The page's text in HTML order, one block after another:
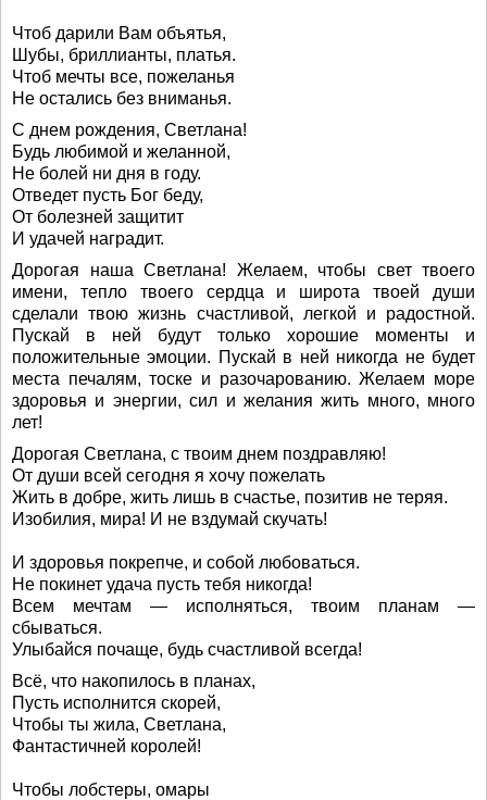
Чтоб дарили Вам объятья,
Шубы, бриллианты, платья.
Чтоб мечты все, пожеланья
Не остались без вниманья.
С днем рождения, Светлана!
Будь любимой и желанной,
Не болей ни дня в году.
Отведет пусть Бог беду,
От болезней защитит
И удачей наградит.
Дорогая наша Светлана! Желаем, чтобы свет твоего
имени, тепло твоего сердца и широта твоей души
сделали твою жизнь счастливой, легкой и радостной.
Пускай в ней будут только хорошие моменты и
положительные эмоции. Пускай в ней никогда не будет
места печалям, тоске и разочарованию. Желаем море
здоровья и энергии, сил и желания жить много, много
лет!
Дорогая Светлана, с твоим днем поздравляю!
От души всей сегодня я хочу пожелать
Жить в добре, жить лишь в счастье, позитив не теряя.
Изобилия, мира! И не вздумай скучать!
И здоровья покрепче, и собой любоваться.
Не покинет удача пусть тебя никогда!
Всем мечтам — исполняться, твоим планам —
сбываться.
Улыбайся почаще, будь счастливой всегда!
Всё, что накопилось в планах,
Пусть исполнится скорей,
Чтобы ты жила, Светлана,
Фантастичней королей!
Чтобы лобстеры, омары